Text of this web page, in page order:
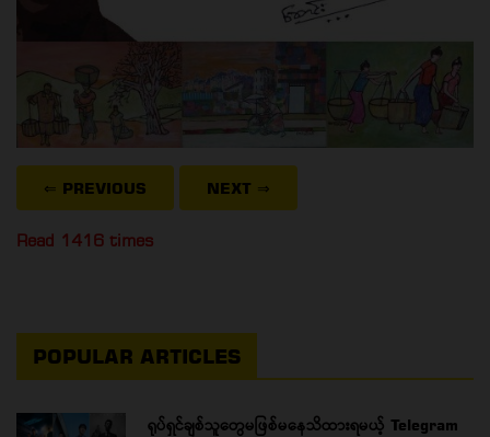
⇐ PREVIOUS NEXT ⇒
Read 1416 times
POPULAR ARTICLES
ရုပ်ရှင်ချစ်သူတွေမဖြစ်မနေသိထားရမယ့် Telegram